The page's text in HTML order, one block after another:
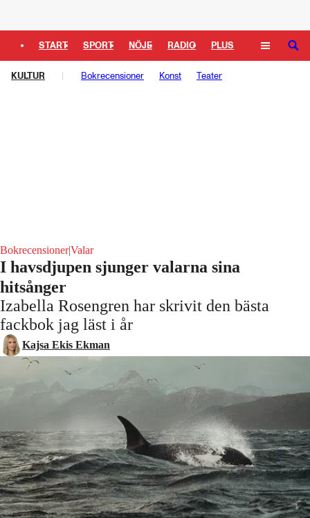
START SPORT NÖJE RADIO PLUS
TIPSA TV KULTUR LEDARE
SÖK
KULTUR Bokrecensioner Konst Teater
Bokrecensioner|Valar
I havsdjupen sjunger valarna sina
hitsånger
Izabella Rosengren har skrivit den bästa
fackbok jag läst i år
Kajsa Ekis Ekman